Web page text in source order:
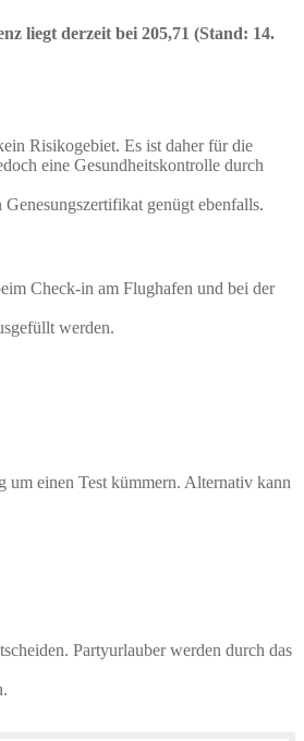
liegt derzeit bei 205,71 (Stand: 14.
Risikogebiet. Es ist daher für die
eine Gesundheitskontrolle durch
genügt ebenfalls.
Check-in am Flughafen und bei der
werden.
um einen Test kümmern. Alternativ kann
Partyurlauber werden durch das